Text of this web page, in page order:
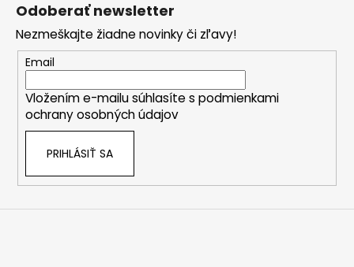
Odoberať newsletter
Nezmeškajte žiadne novinky či zľavy!
Email
Vložením e-mailu súhlasíte s podmienkami
ochrany osobných údajov
PRIHLÁSIŤ SA